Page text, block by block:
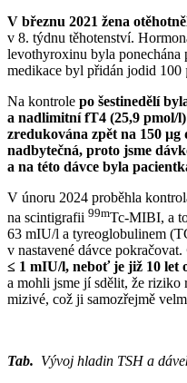
V březnu 2021 žena
v 8. týdnu těhotenství.
levothyroxinu byla
medikace byl přidán jodid 100
Na kontrole po šestinedělí
a nadlimitní fT4 (25,9 pmol⁠/⁠
zredukována zpět na 150 µg
nadbytečná, proto jsme
a na této dávce byla
V únoru 2024 proběhla
na scintigrafii 99mTc-MIBI, a
63 mIU⁠/⁠l a tyreoglobulinem
v nastavené dávce pokračovat.
≤ 1 mIU⁠/⁠l, neboť je již 10 let
a mohli jsme jí sdělit, že
mizivé, což ji samozřejmě
Tab. Vývoj hladin TSH a